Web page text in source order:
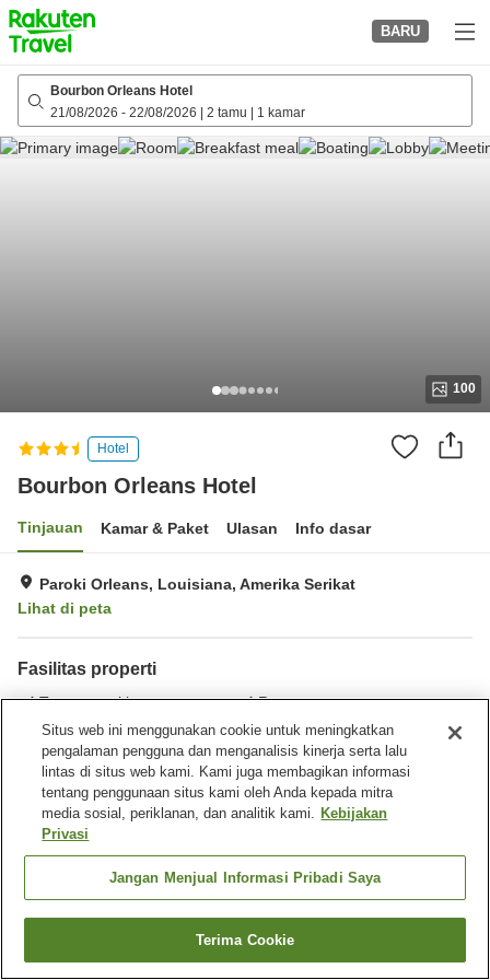
to
top
page
BARU
Bourbon Orleans Hotel
21/08/2026 - 22/08/2026 2 tamu 1 kamar
100
Hotel
Bourbon Orleans Hotel
Tinjauan Kamar & Paket Ulasan Info dasar
Paroki Orleans, Louisiana, Amerika Serikat
Lihat di peta
Fasilitas properti
Tempat parkir
Restoran
Bar
Benar-benar bebas rokok
Beranda Amerika Serikat Louisiana
Paroki Orleans
Bourbon Orleans Hotel
Cari kamar
Situs web ini menggunakan cookie untuk meningkatkan
pengalaman pengguna dan menganalisis kinerja serta lalu
lintas di situs web kami. Kami juga membagikan informasi
tentang penggunaan situs kami oleh Anda kepada mitra
media sosial, periklanan, dan analitik kami. Kebijakan
Privasi
Jangan Menjual Informasi Pribadi Saya
Terima Cookie